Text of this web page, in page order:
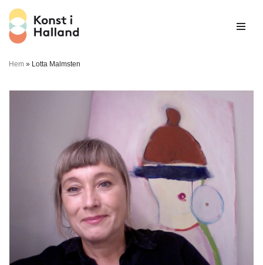
Hoppa
till
innehåll
Hem » Lotta Malmsten